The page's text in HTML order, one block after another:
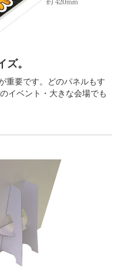
。
重要です。どのパネルもす
イベント・大きな会場でも